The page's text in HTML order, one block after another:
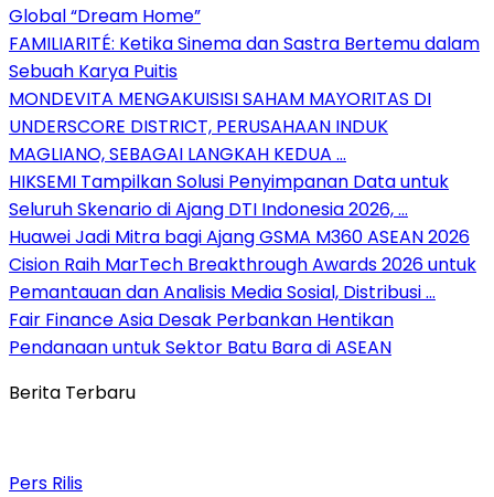
Global “Dream Home”
FAMILIARITÉ: Ketika Sinema dan Sastra Bertemu dalam
Sebuah Karya Puitis
MONDEVITA MENGAKUISISI SAHAM MAYORITAS DI
UNDERSCORE DISTRICT, PERUSAHAAN INDUK
MAGLIANO, SEBAGAI LANGKAH KEDUA …
HIKSEMI Tampilkan Solusi Penyimpanan Data untuk
Seluruh Skenario di Ajang DTI Indonesia 2026, …
Huawei Jadi Mitra bagi Ajang GSMA M360 ASEAN 2026
Cision Raih MarTech Breakthrough Awards 2026 untuk
Pemantauan dan Analisis Media Sosial, Distribusi …
Fair Finance Asia Desak Perbankan Hentikan
Pendanaan untuk Sektor Batu Bara di ASEAN
Berita Terbaru
Pers Rilis